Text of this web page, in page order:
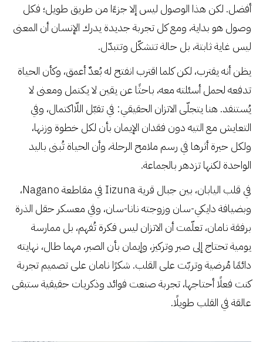
أفضل. لكن هذا الوصول ليس إلا جزءًا من طريق طويل؛ فكل
وصول هو بداية، ومع كل تجربة جديدة يدرك الإنسان أن المعنى
ليس غاية ثابتة، بل حالة تتشكّل وتتبدّل.
يظن أنه يقترب، لكن كلما اقترب انفتح له بُعدٌ أعمق، وكأن الحياة
تدفعه لحمل أسئلته معه، باحثًا عن يقين لا يكتمل ومعنى لا
يُستنفد. هنا يتجلّى الاتزان الحقيقي: في تقبّل اللّااكتمال، وفي
التعايش مع التيه دون فقدان الإيمان بأن لكل خطوة وزنها،
ولكل حيرة أثرها في رسم ملامح الرحلة، وأن الحياة تُبنى باليد
الواحدة لكنها تزدهر بالجماعة.
في قلب اليابان، بين جبال قرية Iizuna في مقاطعة Nagano،
وبضيافة دايكي-سان وزوجته نانا-سان، وفي معسكر حقل الذرة
برفقة نامان، تعلّمت أن الاتزان ليس فكرة تُفهم، بل ممارسة
يومية تحتاج إلى صبر وتركيز، وإيمان بأن الصبر، مهما طال، نهايته
دائمًا مُرضية وتربّت على القلب. شكرًا نامان على تصميم تجربة
كنت فعلًا أحتاجها، تجربة صنعت فوائد وذكريات حقيقية ستبقى
عالقة في القلب طويلًا.